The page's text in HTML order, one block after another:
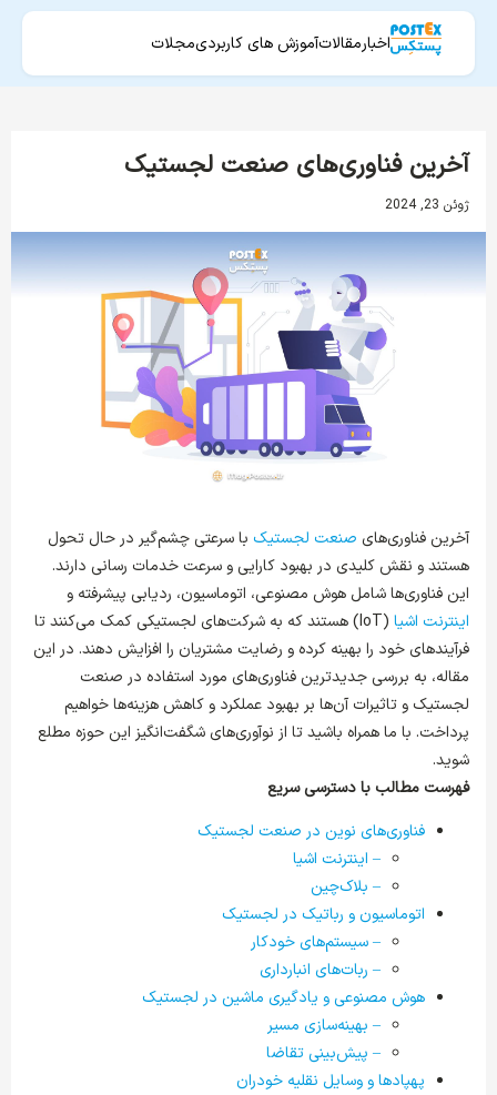
اخبارمقالاتآموزش های کاربردیمجلات
آخرین فناوری‌های صنعت لجستیک
ژوئن 23, 2024
آخرین فناوری‌های صنعت لجستیک با سرعتی چشم‌گیر در حال تحول
هستند و نقش کلیدی در بهبود کارایی و سرعت خدمات رسانی دارند.
این فناوری‌ها شامل هوش مصنوعی، اتوماسیون، ردیابی پیشرفته و
اینترنت اشیا
(IoT) هستند که به شرکت‌های لجستیکی کمک می‌کنند تا
فرآیندهای خود را بهینه کرده و رضایت مشتریان را افزایش دهند. در این
مقاله، به بررسی جدیدترین فناوری‌های مورد استفاده در صنعت
لجستیک و تاثیرات آن‌ها بر بهبود عملکرد و کاهش هزینه‌ها خواهیم
پرداخت. با ما همراه باشید تا از نوآوری‌های شگفت‌انگیز این حوزه مطلع
شوید.
فهرست مطالب با دسترسی سریع
فناوری‌های نوین در صنعت لجستیک
– اینترنت اشیا
– بلاک‌چین
اتوماسیون و رباتیک در لجستیک
– سیستم‌های خودکار
– ربات‌های انبارداری
هوش مصنوعی و یادگیری ماشین در لجستیک
– بهینه‌سازی مسیر
– پیش‌بینی تقاضا
پهپادها و وسایل نقلیه خودران